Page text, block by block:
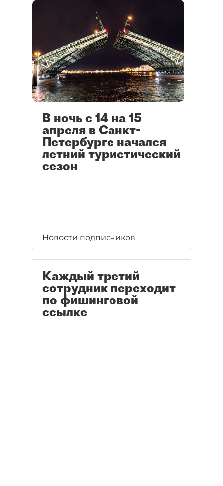
В ночь с 14 на 15
апреля в Санкт-
Петербурге начался
летний туристический
сезон
Новости подписчиков
Каждый третий
сотрудник переходит
по фишинговой
ссылке